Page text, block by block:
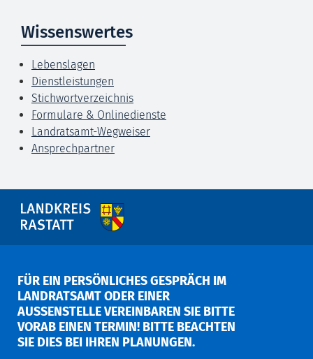
Wissenswertes
Lebenslagen
Dienstleistungen
Stichwortverzeichnis
Formulare & Onlinedienste
Landratsamt-Wegweiser
Ansprechpartner
FÜR EIN PERSÖNLICHES GESPRÄCH IM
LANDRATSAMT ODER EINER
AUSSENSTELLE VEREINBAREN SIE BITTE V
ORAB EINEN TERMIN! BITTE BEACHTEN S
IE DIES BEI IHREN PLANUNGEN.